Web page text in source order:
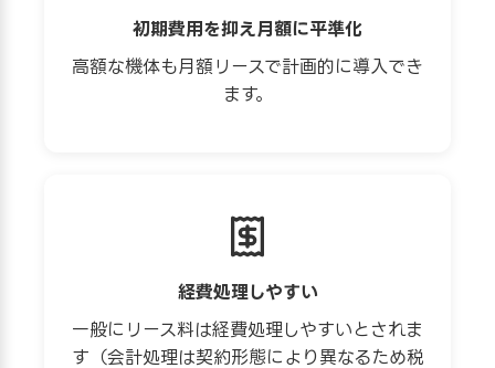
初期費用を抑え月額に平準化
高額な機体も月額リースで計画的に導入でき
ます。
経費処理しやすい
一般にリース料は経費処理しやすいとされま
す（会計処理は契約形態により異なるため税